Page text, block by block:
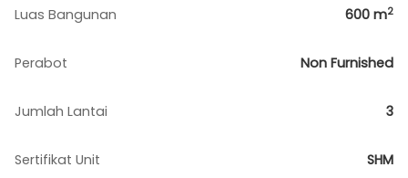
Luas Bangunan 600 m2
Perabot Non Furnished
Jumlah Lantai 3
Sertifikat Unit SHM